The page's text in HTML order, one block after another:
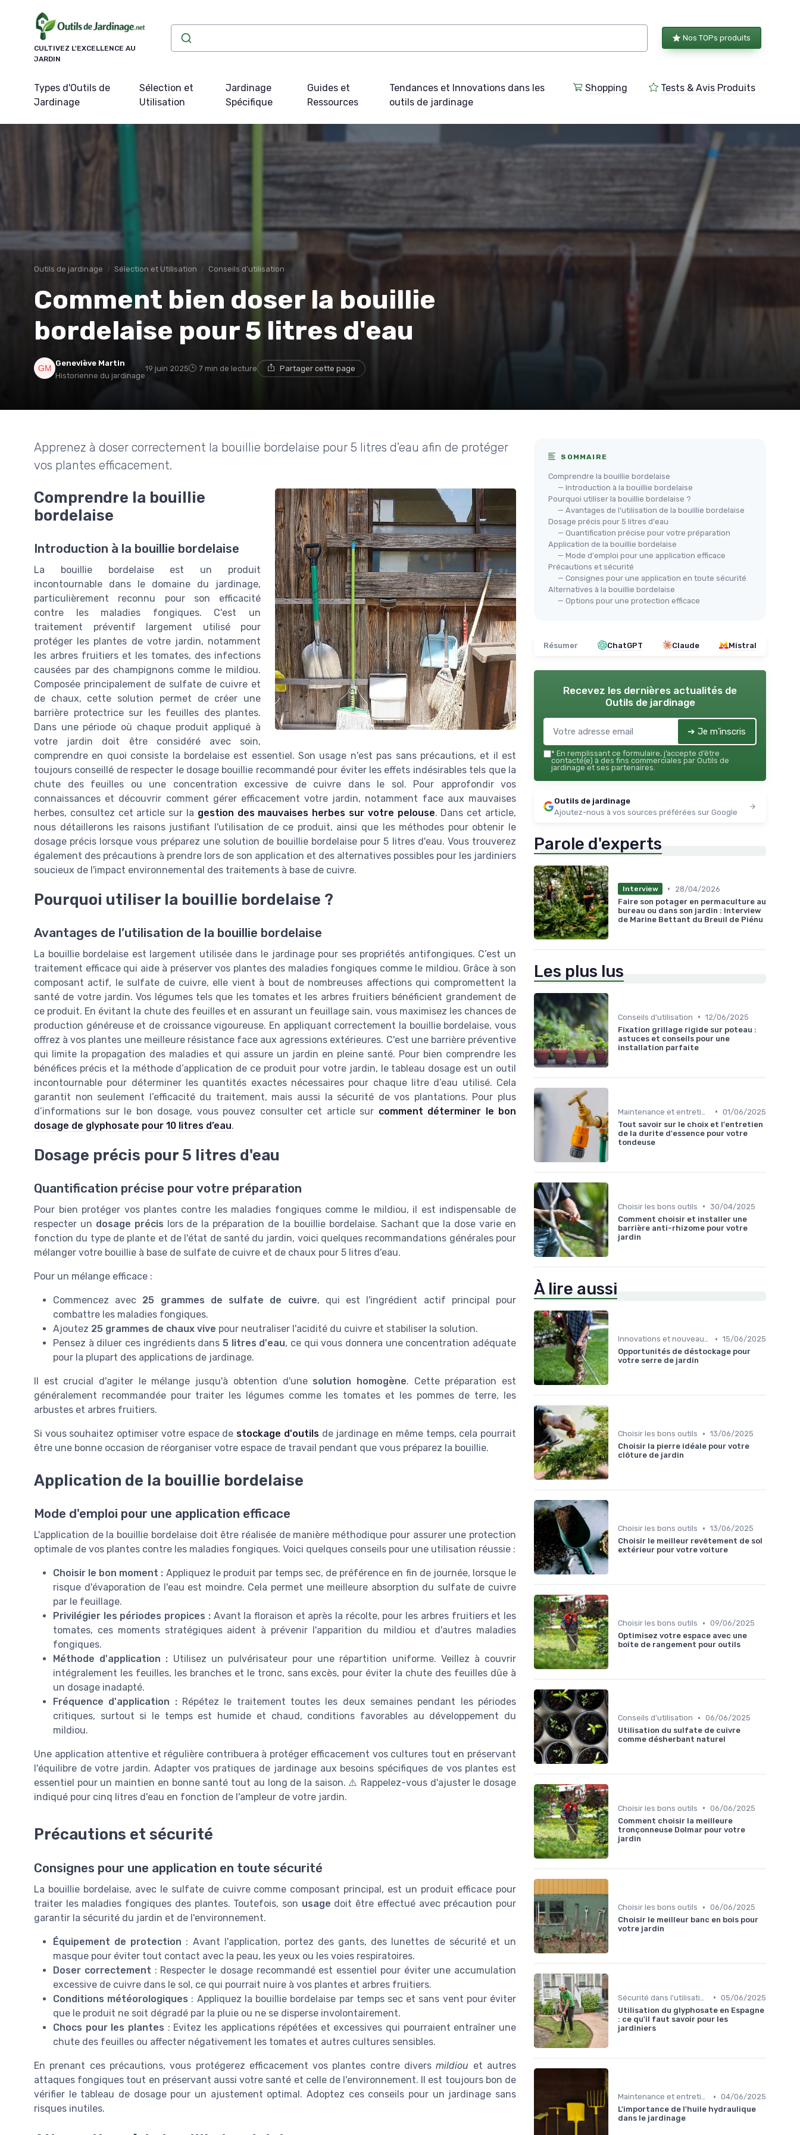
CULTIVEZ L'EXCELLENCE AU
JARDIN
Nos TOPs produits
Types d'Outils de
Jardinage
Sélection et
Utilisation
Jardinage
Spécifique
Guides et
Ressources
Tendances et Innovations dans les
outils de jardinage
Shopping Tests & Avis Produits
Outils de jardinage Sélection et Utilisation Conseils d'utilisation
Comment bien doser la bouillie
bordelaise pour 5 litres d'eau
Geneviève Martin
Historienne du jardinage
19 juin 2025 7 min de lecture Partager cette page
Apprenez à doser correctement la bouillie bordelaise pour 5 litres d'eau afin de protéger
vos plantes efficacement.
Comprendre la bouillie
bordelaise
Introduction à la bouillie bordelaise
La bouillie bordelaise est un produit
incontournable dans le domaine du jardinage,
particulièrement reconnu pour son efficacité
contre les maladies fongiques. C'est un
traitement préventif largement utilisé pour
protéger les plantes de votre jardin, notamment
les arbres fruitiers et les tomates, des infections
causées par des champignons comme le mildiou.
Composée principalement de sulfate de cuivre et
de chaux, cette solution permet de créer une
barrière protectrice sur les feuilles des plantes.
Dans une période où chaque produit appliqué à
votre jardin doit être considéré avec soin,
comprendre en quoi consiste la bordelaise est essentiel. Son usage n'est pas sans précautions, et il est
toujours conseillé de respecter le dosage bouillie recommandé pour éviter les effets indésirables tels que la
chute des feuilles ou une concentration excessive de cuivre dans le sol. Pour approfondir vos
connaissances et découvrir comment gérer efficacement votre jardin, notamment face aux mauvaises
herbes, consultez cet article sur la gestion des mauvaises herbes sur votre pelouse. Dans cet article,
nous détaillerons les raisons justifiant l'utilisation de ce produit, ainsi que les méthodes pour obtenir le
dosage précis lorsque vous préparez une solution de bouillie bordelaise pour 5 litres d'eau. Vous trouverez
également des précautions à prendre lors de son application et des alternatives possibles pour les jardiniers
soucieux de l'impact environnemental des traitements à base de cuivre.
Pourquoi utiliser la bouillie bordelaise ?
Avantages de l’utilisation de la bouillie bordelaise
La bouillie bordelaise est largement utilisée dans le jardinage pour ses propriétés antifongiques. C’est un
traitement efficace qui aide à préserver vos plantes des maladies fongiques comme le mildiou. Grâce à son
composant actif, le sulfate de cuivre, elle vient à bout de nombreuses affections qui compromettent la
santé de votre jardin. Vos légumes tels que les tomates et les arbres fruitiers bénéficient grandement de
ce produit. En évitant la chute des feuilles et en assurant un feuillage sain, vous maximisez les chances de
production généreuse et de croissance vigoureuse. En appliquant correctement la bouillie bordelaise, vous
offrez à vos plantes une meilleure résistance face aux agressions extérieures. C'est une barrière préventive
qui limite la propagation des maladies et qui assure un jardin en pleine santé. Pour bien comprendre les
bénéfices précis et la méthode d’application de ce produit pour votre jardin, le tableau dosage est un outil
incontournable pour déterminer les quantités exactes nécessaires pour chaque litre d’eau utilisé. Cela
garantit non seulement l’efficacité du traitement, mais aussi la sécurité de vos plantations. Pour plus
d’informations sur le bon dosage, vous pouvez consulter cet article sur comment déterminer le bon
dosage de glyphosate pour 10 litres d’eau.
Dosage précis pour 5 litres d'eau
Quantification précise pour votre préparation
Pour bien protéger vos plantes contre les maladies fongiques comme le mildiou, il est indispensable de
respecter un dosage précis lors de la préparation de la bouillie bordelaise. Sachant que la dose varie en
fonction du type de plante et de l'état de santé du jardin, voici quelques recommandations générales pour
mélanger votre bouillie à base de sulfate de cuivre et de chaux pour 5 litres d'eau.
Pour un mélange efficace :
Commencez avec 25 grammes de sulfate de cuivre, qui est l'ingrédient actif principal pour
combattre les maladies fongiques.
Ajoutez 25 grammes de chaux vive pour neutraliser l'acidité du cuivre et stabiliser la solution.
Pensez à diluer ces ingrédients dans 5 litres d'eau, ce qui vous donnera une concentration adéquate
pour la plupart des applications de jardinage.
Il est crucial d'agiter le mélange jusqu'à obtention d'une solution homogène. Cette préparation est
généralement recommandée pour traiter les légumes comme les tomates et les pommes de terre, les
arbustes et arbres fruitiers.
Si vous souhaitez optimiser votre espace de stockage d'outilsde jardinage en même temps, cela pourrait
être une bonne occasion de réorganiser votre espace de travail pendant que vous préparez la bouillie.
Application de la bouillie bordelaise
Mode d'emploi pour une application efficace
L'application de la bouillie bordelaise doit être réalisée de manière méthodique pour assurer une protection
optimale de vos plantes contre les maladies fongiques. Voici quelques conseils pour une utilisation réussie :
Choisir le bon moment : Appliquez le produit par temps sec, de préférence en fin de journée, lorsque le
risque d'évaporation de l'eau est moindre. Cela permet une meilleure absorption du sulfate de cuivre
par le feuillage.
Privilégier les périodes propices :Avant la floraison et après la récolte, pour les arbres fruitiers et les
tomates, ces moments stratégiques aident à prévenir l'apparition du mildiou et d'autres maladies
fongiques.
Méthode d'application : Utilisez un pulvérisateur pour une répartition uniforme. Veillez à couvrir
intégralement les feuilles, les branches et le tronc, sans excès, pour éviter la chute des feuilles dûe à
un dosage inadapté.
Fréquence d'application :Répétez le traitement toutes les deux semaines pendant les périodes
critiques, surtout si le temps est humide et chaud, conditions favorables au développement du
mildiou.
Une application attentive et régulière contribuera à protéger efficacement vos cultures tout en préservant
l'équilibre de votre jardin. Adapter vos pratiques de jardinage aux besoins spécifiques de vos plantes est
essentiel pour un maintien en bonne santé tout au long de la saison. ⚠️ Rappelez-vous d'ajuster le dosage
indiqué pour cinq litres d'eau en fonction de l'ampleur de votre jardin.
Précautions et sécurité
Consignes pour une application en toute sécurité
La bouillie bordelaise, avec le sulfate de cuivre comme composant principal, est un produit efficace pour
traiter les maladies fongiques des plantes. Toutefois, son usage doit être effectué avec précaution pour
garantir la sécurité du jardin et de l'environnement.
Équipement de protection : Avant l'application, portez des gants, des lunettes de sécurité et un
masque pour éviter tout contact avec la peau, les yeux ou les voies respiratoires.
Doser correctement : Respecter le dosage recommandé est essentiel pour éviter une accumulation
excessive de cuivre dans le sol, ce qui pourrait nuire à vos plantes et arbres fruitiers.
Conditions météorologiques : Appliquez la bouillie bordelaise par temps sec et sans vent pour éviter
que le produit ne soit dégradé par la pluie ou ne se disperse involontairement.
Chocs pour les plantes : Evitez les applications répétées et excessives qui pourraient entraîner une
chute des feuilles ou affecter négativement les tomates et autres cultures sensibles.
En prenant ces précautions, vous protégerez efficacement vos plantes contre diversmildiou et autres
attaques fongiques tout en préservant aussi votre santé et celle de l'environnement. Il est toujours bon de
vérifier le tableau de dosage pour un ajustement optimal. Adoptez ces conseils pour un jardinage sans
risques inutiles.
SOMMAIRE
Comprendre la bouillie bordelaise
— Introduction à la bouillie bordelaise
Pourquoi utiliser la bouillie bordelaise ?
— Avantages de l’utilisation de la bouillie bordelaise
Dosage précis pour 5 litres d'eau
— Quantification précise pour votre préparation
Application de la bouillie bordelaise
— Mode d'emploi pour une application efficace
Précautions et sécurité
— Consignes pour une application en toute sécurité
Alternatives à la bouillie bordelaise
— Options pour une protection efficace
Résumer ChatGPT Claude Mistral
Recevez les dernières actualités de
Outils de jardinage
➔ Je m'inscris
* En remplissant ce formulaire, j’accepte d’être
contacté(e) à des fins commerciales par Outils de
jardinage et ses partenaires.
Outils de jardinage
Ajoutez-nous à vos sources préférées sur Google
Parole d'experts
Interview •
28/04/2026
Faire son potager en permaculture au
bureau ou dans son jardin : Interview
de Marine Bettant du Breuil de Piénu
Les plus lus
Conseils d'utilisation • 12/06/2025
Fixation grillage rigide sur poteau :
astuces et conseils pour une
installation parfaite
• 01/06/2025
Tout savoir sur le choix et l'entretien
de la durite d'essence pour votre
tondeuse
Choisir les bons outils • 30/04/2025
Comment choisir et installer une
barrière anti-rhizome pour votre
jardin
À lire aussi
Innovations et nouveaux produits • 15/06/2025
Opportunités de déstockage pour
votre serre de jardin
Choisir les bons outils • 13/06/2025
Choisir la pierre idéale pour votre
clôture de jardin
Choisir les bons outils • 13/06/2025
Choisir le meilleur revêtement de sol
extérieur pour votre voiture
Choisir les bons outils • 09/06/2025
Optimisez votre espace avec une
boîte de rangement pour outils
Conseils d'utilisation • 06/06/2025
Utilisation du sulfate de cuivre
comme désherbant naturel
Choisir les bons outils • 06/06/2025
Comment choisir la meilleure
tronçonneuse Dolmar pour votre
jardin
Choisir les bons outils • 06/06/2025
Choisir le meilleur banc en bois pour
votre jardin
• 05/06/2025
Utilisation du glyphosate en Espagne
: ce qu'il faut savoir pour les
jardiniers
Maintenance et entretien • 04/06/2025
L'importance de l'huile hydraulique
dans le jardinage